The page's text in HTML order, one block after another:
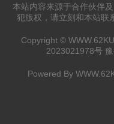
本站内容来源于合作伙伴
犯版权，请立刻和本站联
Copyright ©
2023021978号
Powered By